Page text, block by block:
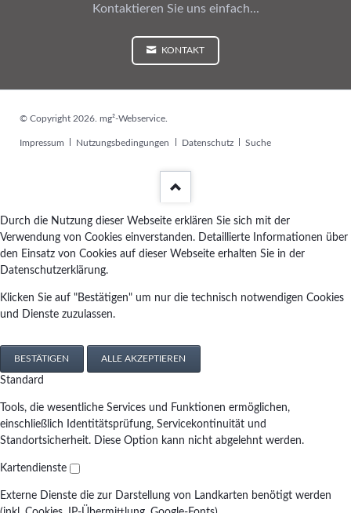
Kontaktieren Sie uns einfach...
KONTAKT
© Copyright 2026. mg²-Webservice.
Navigation
Impressum Nutzungsbedingungen Datenschutz Suche
Durch die Nutzung dieser Webseite erklären Sie sich mit der
Verwendung von Cookies einverstanden. Detaillierte Informationen über
den Einsatz von Cookies auf dieser Webseite erhalten Sie in der
Datenschutzerklärung.
Klicken Sie auf "Bestätigen" um nur die technisch notwendigen Cookies
und Dienste zuzulassen.
BESTÄTIGEN ALLE AKZEPTIEREN
Standard
Tools, die wesentliche Services und Funktionen ermöglichen,
einschließlich Identitätsprüfung, Servicekontinuität und
Standortsicherheit. Diese Option kann nicht abgelehnt werden.
Kartendienste
Externe Dienste die zur Darstellung von Landkarten benötigt werden